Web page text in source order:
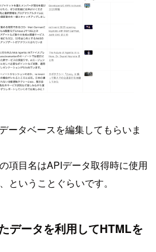
ータベースを編集してもらいま
項目名はAPIデータ取得時に使用
ということぐらいです。
データを利用してHTMLを